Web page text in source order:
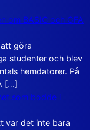
om BASIC och GFA
göra
studenter och blev
hemdatorer. På
[…]
som bodde i
var det inte bara